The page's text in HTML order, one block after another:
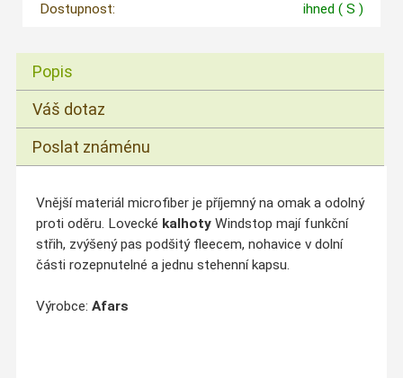
Dostupnost:
ihned ( S )
Popis
Váš dotaz
Poslat známénu
Vnější materiál microfiber je příjemný na omak a odolný
proti oděru. Lovecké kalhotyWindstop mají funkční
střih, zvýšený pas podšitý fleecem, nohavice v dolní
části rozepnutelné a jednu stehenní kapsu.
Výrobce: Afars